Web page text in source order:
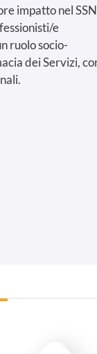
impatto nel
e
ruolo socio-
dei Servizi,